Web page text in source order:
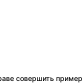
совершить